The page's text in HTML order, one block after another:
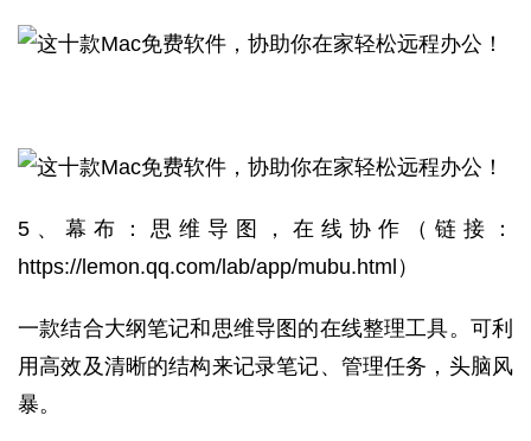
5、 幕布：思维导图，在线协作（链接：
https://lemon.qq.com/lab/app/mubu.html ）
一款结合大纲笔记和思维导图的在线整理工具。可利
用高效及清晰的结构来记录笔记、管理任务，头脑风
暴。